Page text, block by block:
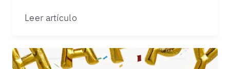
Leer artículo